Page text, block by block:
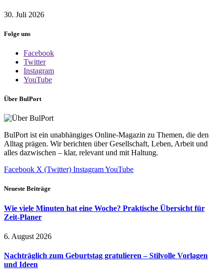
30. Juli 2026
Folge uns
Facebook
Twitter
Instagram
YouTube
Über BulPort
BulPort ist ein unabhängiges Online-Magazin zu Themen, die den
Alltag prägen. Wir berichten über Gesellschaft, Leben, Arbeit und
alles dazwischen – klar, relevant und mit Haltung.
Facebook X (Twitter) InstagramYouTube
Neueste Beiträge
Wie viele Minuten hat eine Woche? Praktische Übersicht für
Zeit-Planer
6. August 2026
Nachträglich zum Geburtstag gratulieren – Stilvolle Vorlagen
und Ideen